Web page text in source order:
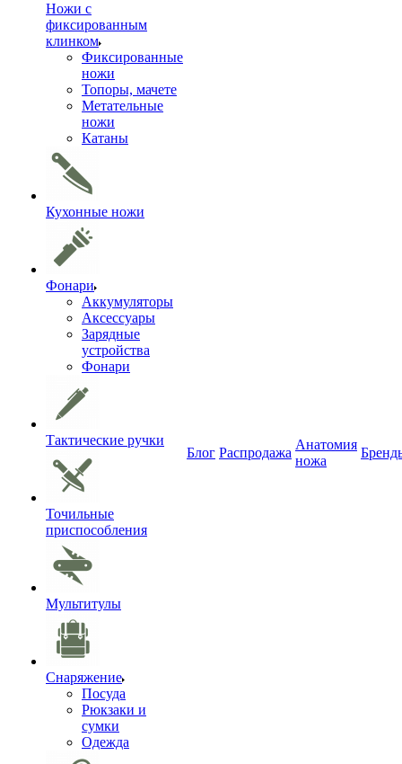
Ножи с
фиксированным
клинком
Фиксированные
ножи
Топоры, мачете
Метательные
ножи
Катаны
Кухонные ножи
Фонари
Аккумуляторы
Аксессуары
Зарядные
устройства
Фонари
Тактические ручки
Точильные
приспособления
Мультитулы
Снаряжение
Посуда
Рюкзаки и
сумки
Одежда
Блог Распродажа
Анатомия
ножа